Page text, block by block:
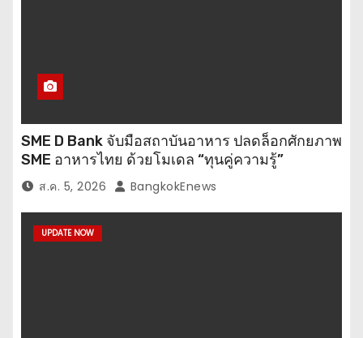
SME D Bank จับมือสถาบันอาหาร ปลดล็อกศักยภาพ
SME อาหารไทย ด้วยโมเดล “ทุนคู่ความรู้”
ส.ค. 5, 2026 BangkokEnews
UPDATE NOW